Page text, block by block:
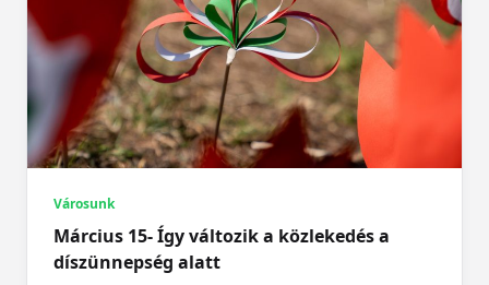
Városunk
Március 15- Így változik a közlekedés a
díszünnepség alatt